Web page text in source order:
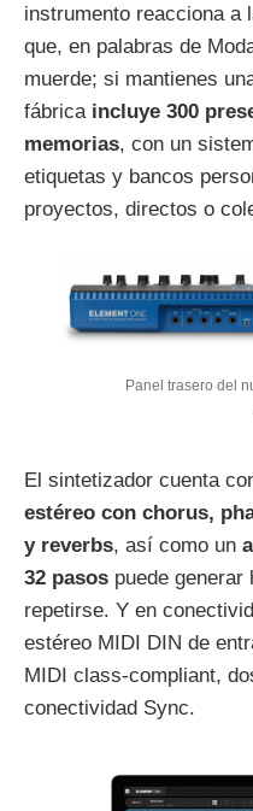
instrumento reacciona a
que, en palabras de
muerde; si mantienes
fábrica incluye 300
memorias, con un
etiquetas y bancos
proyectos, directos o
Panel trasero del
El sintetizador cuenta
estéreo con chorus,
y reverbs, así como un
32 pasos puede generar
repetirse. Y en
estéreo MIDI DIN de
MIDI class‑compliant,
conectividad Sync.